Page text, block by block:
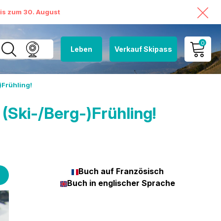
zum 30. August
Leben Verkauf Skipass
0
MEIN KONTO
(Ski-/Berg-)Frühling!
Buch auf Französisch
Buch in englischer Sprache